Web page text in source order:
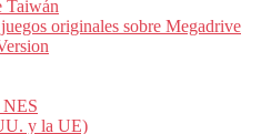
Taiwán
originales sobre Megadrive
y la UE)